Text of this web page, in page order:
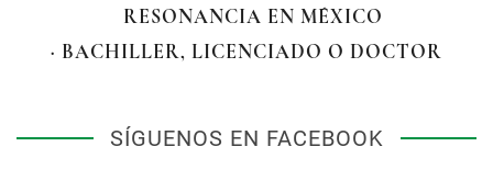
RESONANCIA EN MÉXICO
· BACHILLER, LICENCIADO O DOCTOR
SÍGUENOS EN FACEBOOK